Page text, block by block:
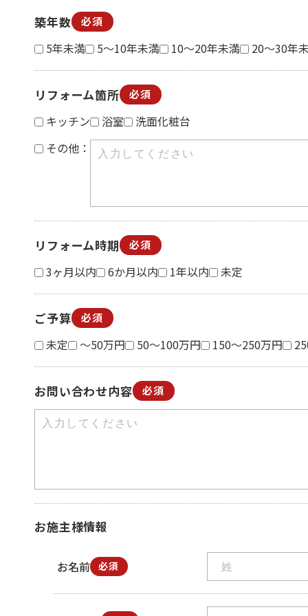
築年数 必須
5年未満 5～10年未満 10～20年未満 20～30年
リフォーム箇所 必須
キッチン 浴室
洗面化粧台
その他：
リフォーム時期 必須
3ヶ月以内 6か月以内 1年以内 未定
ご予算 必須
未定 ～50万円 50～100万円 150～250万円
お問い合わせ内容 必須
お施主様情報
お名前 必須